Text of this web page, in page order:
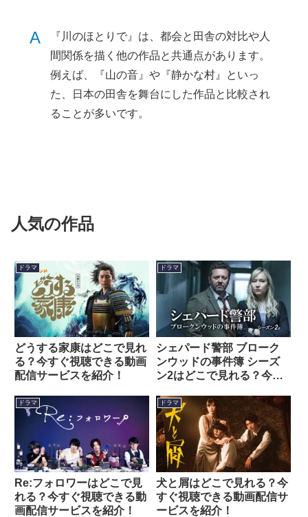
A
『川のほとりで』は、都会と田舎の対比や人
間関係を描く他の作品と共通点があります。
例えば、『山の音』や『静かな村』といっ
た、日本の田舎を舞台にした作品と比較され
ることが多いです。
人気の作品
ドラマ
どうする家康はどこで見れ
る？今すぐ視聴できる動画
配信サービスを紹介！
ドラマ
シェパード警部 ブローク
ンウッドの事件簿 シーズ
ン2はどこで見れる？今す
ビスを紹介！
ドラマ
Re:フォロワーはどこで見
れる？今すぐ視聴できる動
画配信サービスを紹介！
ドラマ
犬と屑はどこで見れる？今
すぐ視聴できる動画配信サ
ービスを紹介！